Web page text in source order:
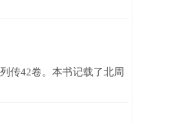
传42卷。本书记载了北周